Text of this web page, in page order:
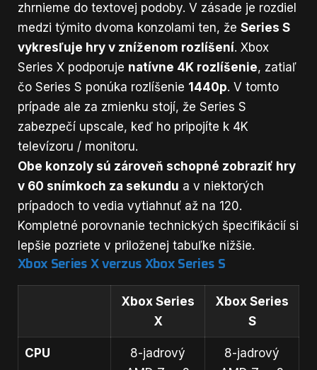
zhrnieme do textovej podoby. V zásade je rozdiel
medzi týmito dvoma konzolami ten, že Series S
vykresľuje hry v zníženom rozlíšení. Xbox
Series X podporuje natívne 4K rozlíšenie, zatiaľ
čo Series S ponúka rozlíšenie 1440p. V tomto
prípade ale za zmienku stojí, že Series S
zabezpečí upscale, keď ho pripojíte k 4K
televízoru / monitoru.
Obe konzoly sú zároveň schopné zobraziť hry
v 60 snímkoch za sekundu a v niektorých
prípadoch to vedia vytiahnuť až na 120.
Kompletné porovnanie technických špecifikácií si
lepšie pozriete v priloženej tabuľke nižšie.
Xbox Series X verzus Xbox Series S
Xbox Series
X
Xbox Series
S
CPU
8-jadrový
8-jadrový